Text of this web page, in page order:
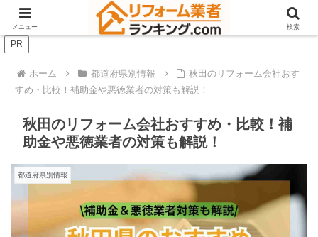
お得に簡単に。修理から快適リフォームまで、リフォーム情報サイト
PR
ホーム 都道府県別情報
秋田のリフォーム会社おす
すめ・比較！補助金や悪徳業者の対策も解説！
秋田のリフォーム会社おすすめ・比較！補
助金や悪徳業者の対策も解説！
都道府県別情報
メニュー 検索